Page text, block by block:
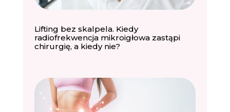
Lifting bez skalpela. Kiedy
radiofrekwencja mikroigłowa zastąpi
chirurgię, a kiedy nie?